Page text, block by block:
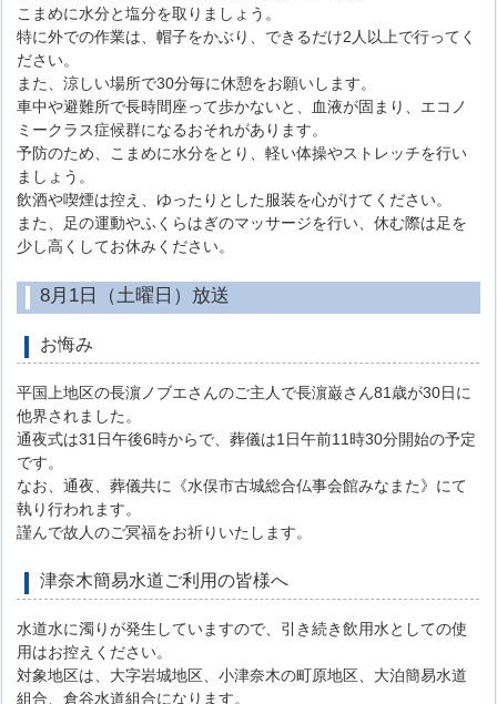
こまめに水分と塩分を取りましょう。
特に外での作業は、帽子をかぶり、できるだけ2人以上で行ってく
ださい。
また、涼しい場所で30分毎に休憩をお願いします。
車中や避難所で長時間座って歩かないと、血液が固まり、エコノ
ミークラス症候群になるおそれがあります。
予防のため、こまめに水分をとり、軽い体操やストレッチを行い
ましょう。
飲酒や喫煙は控え、ゆったりとした服装を心がけてください。
また、足の運動やふくらはぎのマッサージを行い、休む際は足を
少し高くしてお休みください。
8月1日（土曜日）放送
お悔み
平国上地区の長濵ノブエさんのご主人で長濵巌さん81歳が30日に
他界されました。
通夜式は31日午後6時からで、葬儀は1日午前11時30分開始の予定
です。
なお、通夜、葬儀共に《水俣市古城総合仏事会館みなまた》にて
執り行われます。
謹んで故人のご冥福をお祈りいたします。
津奈木簡易水道ご利用の皆様へ
水道水に濁りが発生していますので、引き続き飲用水としての使
用はお控えください。
対象地区は、大字岩城地区、小津奈木の町原地区、大泊簡易水道
組合、倉谷水道組合になります。